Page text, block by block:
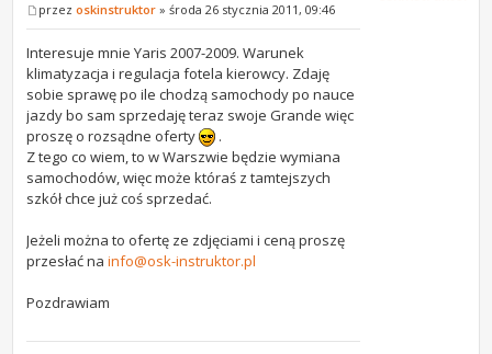
przezoskinstruktor » środa 26 stycznia 2011, 09:46
Interesuje mnie Yaris 2007-2009. Warunek
klimatyzacja i regulacja fotela kierowcy. Zdaję
sobie sprawę po ile chodzą samochody po nauce
jazdy bo sam sprzedaję teraz swoje Grande więc
proszę o rozsądne oferty
.
Z tego co wiem, to w Warszwie będzie wymiana
samochodów, więc może któraś z tamtejszych
szkół chce już coś sprzedać.
Jeżeli można to ofertę ze zdjęciami i ceną proszę
przesłać nainfo@osk-instruktor.pl
Pozdrawiam